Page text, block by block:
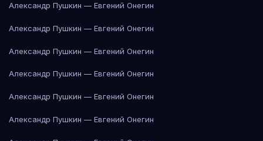
Александр Пушкин — Евгений Онегин
Александр Пушкин — Евгений Онегин
Александр Пушкин — Евгений Онегин
Александр Пушкин — Евгений Онегин
Александр Пушкин — Евгений Онегин
Александр Пушкин — Евгений Онегин